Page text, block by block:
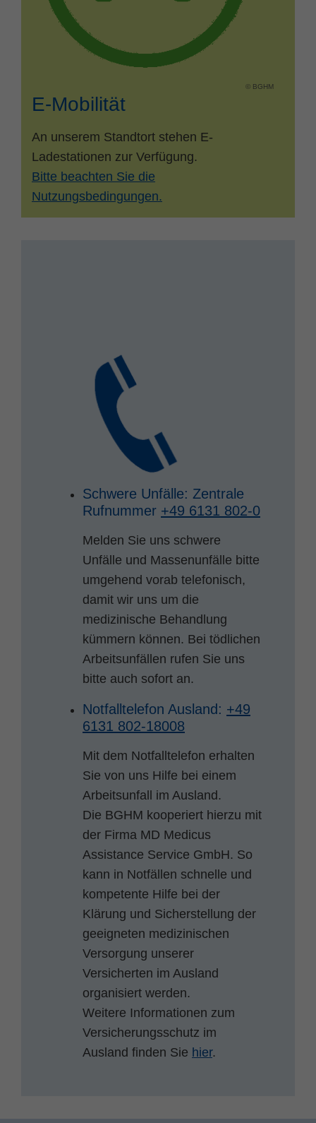
© BGHM
E-Mobilität
An unserem Standtort stehen E-
Ladestationen zur Verfügung.
Bitte beachten Sie die
Nutzungsbedingungen.
Schwere Unfälle: Zentrale
Rufnummer +49 6131 802-0
Melden Sie uns schwere
Unfälle und Massenunfälle bitte
umgehend vorab telefonisch,
damit wir uns um die
medizinische Behandlung
kümmern können. Bei tödlichen
Arbeitsunfällen rufen Sie uns
bitte auch sofort an.
Notfalltelefon Ausland: +49
6131 802-18008
Mit dem Notfalltelefon erhalten
Sie von uns Hilfe bei einem
Arbeitsunfall im Ausland.
Die BGHM kooperiert hierzu mit
der Firma MD Medicus
Assistance Service GmbH. So
kann in Notfällen schnelle und
kompetente Hilfe bei der
Klärung und Sicherstellung der
geeigneten medizinischen
Versorgung unserer
Versicherten im Ausland
organisiert werden.
Weitere Informationen zum
Versicherungsschutz im
Ausland finden Sie hier.